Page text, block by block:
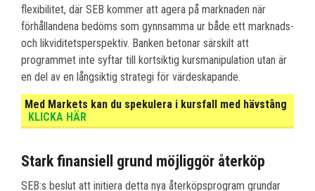
flexibilitet, där SEB kommer att agera på marknaden när
förhållandena bedöms som gynnsamma ur både ett marknads-
och likviditetsperspektiv. Banken betonar särskilt att
programmet inte syftar till kortsiktig kursmanipulation utan är
en del av en långsiktig strategi för värdeskapande.
Med Markets kan du spekulera i kursfall med hävstång
KLICKA HÄR
Stark finansiell grund möjliggör återköp
SEB:s beslut att initiera detta nya återköpsprogram grundar